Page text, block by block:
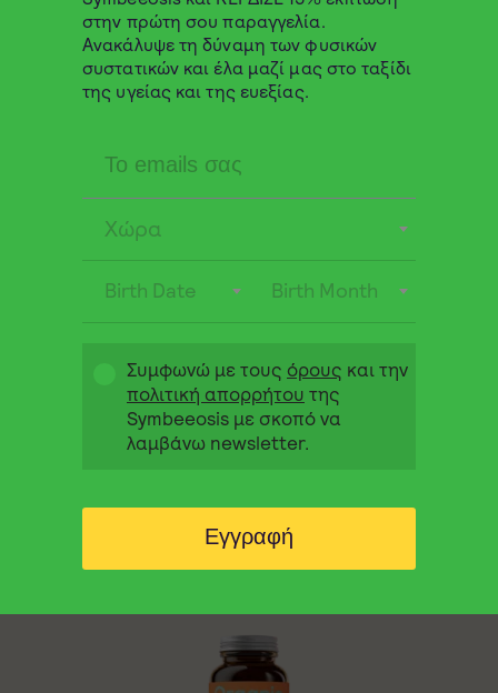
ανθρώπινης νόσου. Συμβουλευτείτε
τον γιατρό σας αν λαμβάνετε
αντιδιαβητική ή άλλη φαρμακευτική
αγωγή ή αντιμετωπίζετε
µακριά από τα μικρά παιδιά, εγκύους
ή θηλάζουσες γυναίκες.
Το προϊόν δεν υπόκειται σε
103813/05-09-2024
You may also like
στην πρώτη σου παραγγελία.
Ανακάλυψε τη δύναμη των φυσικών
συστατικών και έλα μαζί μας στο ταξίδι
της υγείας και της ευεξίας.
Χώρα
Birth Date Birth Month
Συμφωνώ με τους όρους και την
πολιτική απορρήτου της
Symbeeosis με σκοπό να
λαμβάνω newsletter.
Εγγραφή